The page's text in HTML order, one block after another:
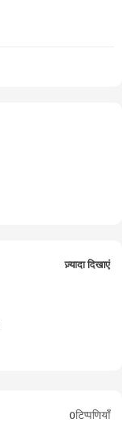
ज़्यादा दिखाएं
0टिप्पणियाँ